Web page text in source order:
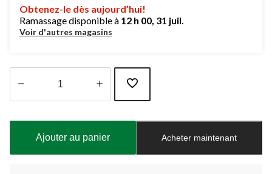
Obtenez-le dès aujourd’hui!
Ramassage disponible à 12 h 00, 31 juil.
Voir d'autres magasins
à
Ajouter au panier Acheter maintenant